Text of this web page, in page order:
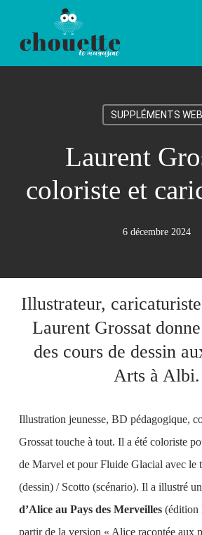
Rechercher
SUPPLÉMENTS WEB
Laurent
coloriste et
6 décembre 2024
Illustrateur,
Laurent Grossat
des cours de dessin
Arts à Albi.
Illustration jeunesse, BD pédagogique,
Grossat touche à tout. Il a été coloriste
de Marvel et pour Fluide Glacial avec le
(dessin) / Scotto (scénario). Il a illustré
d’Alice au Pays des Merveilles(édition
partir de la version « Alice racontée aux